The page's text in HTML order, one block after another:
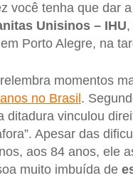
você tenha que dar
Unisinos – IHU
Porto Alegre, na
momentos
no Brasil .
ditadura vinculou
Apesar das
aos 84 anos, ele
muito imbuída de